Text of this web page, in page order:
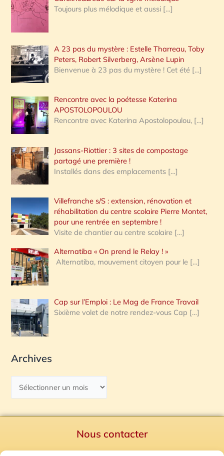
Toujours plus mélodique et aussi […]
A 23 pas du mystère : Estelle Tharreau, Toby
Peters, Robert Silverberg, Arsène Lupin
Bienvenue à 23 pas du mystère ! Cet été […]
Rencontre avec la poétesse Katerina
APOSTOLOPOULOU
Rencontre avec Katerina Apostolopoulou, […]
Jassans-Riottier : 3 sites de compostage
partagé une première !
Installés dans des emplacements […]
Villefranche s/S : extension, rénovation et
réhabilitation du centre scolaire Pierre Montet,
pour une rentrée en septembre !
Visite de chantier au centre scolaire […]
Alternatiba « On prend le Relay ! »
Alternatiba, mouvement citoyen pour le […]
Cap sur l’Emploi : Le Mag de France Travail
Sixième volet de notre rendez-vous Cap […]
Archives
Nous contacter